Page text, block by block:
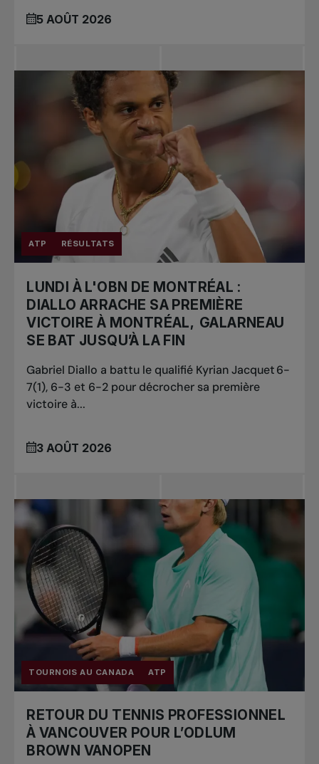
5 AOÛT 2026
ATP RÉSULTATS
LUNDI À L'OBN DE MONTRÉAL :
DIALLO ARRACHE SA PREMIÈRE
VICTOIRE À MONTRÉAL, GALARNEAU
SE BAT JUSQU’À LA FIN
Gabriel Diallo a battu le qualifié Kyrian Jacquet 6-
7(1), 6-3 et 6-2 pour décrocher sa première
victoire à...
3 AOÛT 2026
TOURNOIS AU CANADA ATP
RETOUR DU TENNIS PROFESSIONNEL
À VANCOUVER POUR L’ODLUM
BROWN VANOPEN